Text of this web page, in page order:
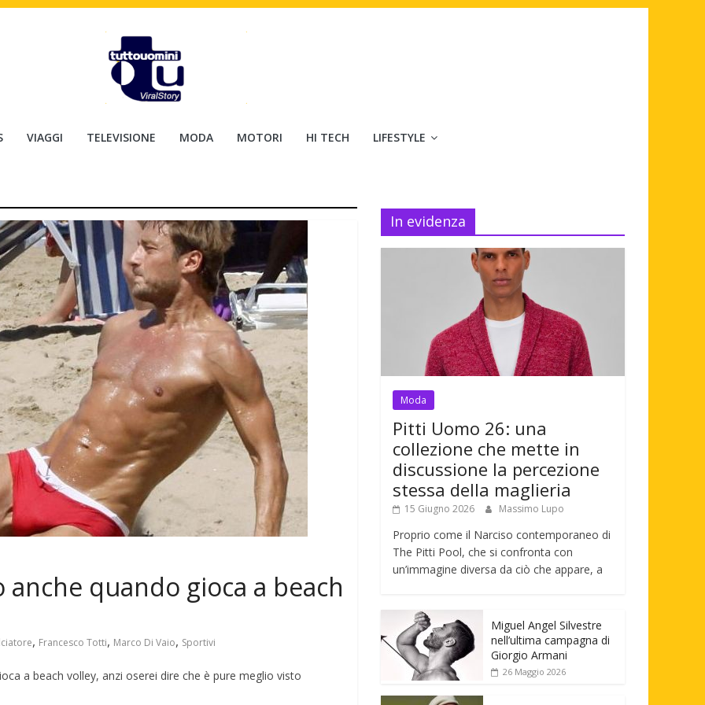
VIAGGI TELEVISIONE MODA MOTORI HI TECH LIFESTYLE
quando gioca a beach
, Francesco Totti, Marco Di Vaio, Sportivi
a beach volley, anzi oserei dire che è pure meglio visto
In evidenza
Moda
Pitti Uomo 26: una
collezione che mette in
discussione la percezione
stessa della maglieria
15 Giugno 2026 Massimo Lupo
Proprio come il Narciso contemporaneo di
The Pitti Pool, che si confronta con
un’immagine diversa da ciò che appare, a
Miguel Angel Silvestre
nell’ultima campagna di
Giorgio Armani
26 Maggio 2026